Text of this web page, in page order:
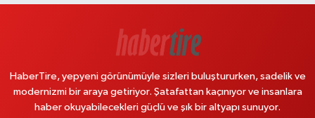
HaberTire, yepyeni görünümüyle sizleri buluştururken, sadelik ve
modernizmi bir araya getiriyor. Şatafattan kaçınıyor ve insanlara
haber okuyabilecekleri güçlü ve şık bir altyapı sunuyor.